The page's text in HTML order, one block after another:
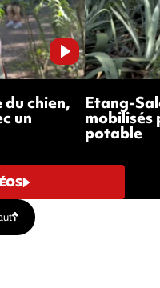
chien,
un
Etang-
mobilisés
potable